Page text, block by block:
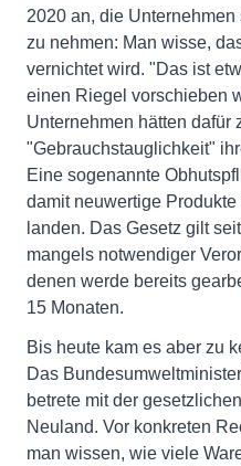
2020 an, die
zu nehmen: Man wisse,
vernichtet wird. "Das ist
einen Riegel vorschieben
Unternehmen hätten dafür
"Gebrauchstauglichkeit"
Eine sogenannte
damit neuwertige Produkte
landen. Das Gesetz gilt
mangels notwendiger
denen werde bereits
15 Monaten.
Bis heute kam es aber zu
Das
betrete mit der
Neuland. Vor konkreten
man wissen, wie viele